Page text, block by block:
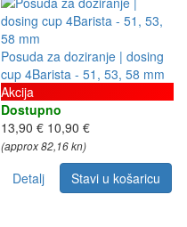
Posuda za doziranje | dosing
cup 4Barista - 51, 53, 58 mm
Akcija
Dostupno
13,90 € 10,90 €
(approx 82,16 kn)
Detalj Stavi u košaricu